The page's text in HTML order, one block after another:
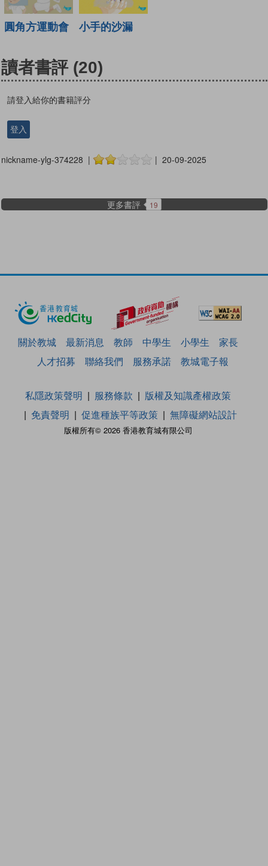
圓角方運動會 小手的沙漏
讀者書評 (20)
請登入給你的書籍評分
登入
nickname-ylg-374228 | | 20-09-2025
更多書評 19
關於教城 最新消息 教師 中學生 小學生
家長
人才招募
聯絡我們 服務承諾 教城電子報
版權所有© 2026 香港教育城有限公司
私隱政策聲明 服務條款
版權及知識產權政策
免責聲明
促進種族平等政策 無障礙網站設計